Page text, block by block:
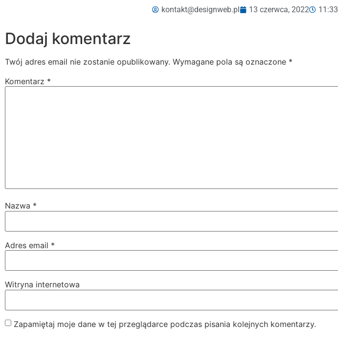
kontakt@designweb.pl 13 czerwca, 2022 11:33
Dodaj komentarz
Twój adres email nie zostanie opublikowany. Wymagane pola są oznaczone *
Komentarz *
Nazwa *
Adres email *
Witryna internetowa
Zapamiętaj moje dane w tej przeglądarce podczas pisania kolejnych komentarzy.